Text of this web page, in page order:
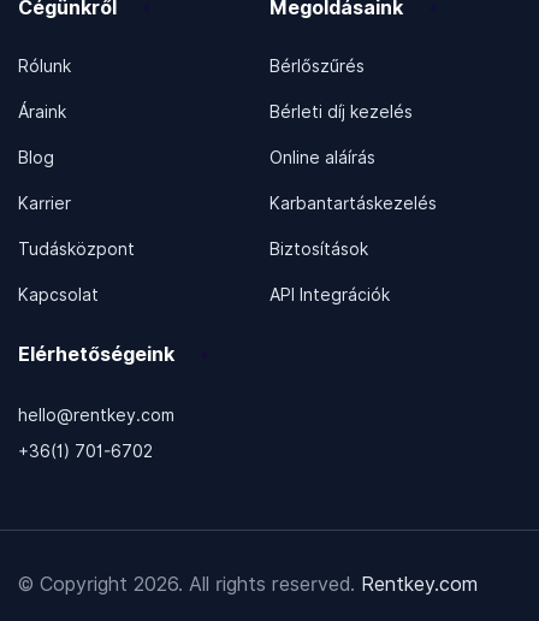
Cégünkről
Rólunk
Áraink
Blog
Karrier
Tudásközpont
Kapcsolat
Megoldásaink
Bérlőszűrés
Bérleti díj kezelés
Online aláírás
Karbantartáskezelés
Biztosítások
API Integrációk
Elérhetőségeink
hello@rentkey.com
+36(1) 701-6702
© Copyright 2026. All rights reserved. Rentkey.com